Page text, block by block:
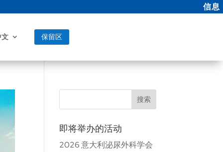
信息
保留区
搜索
即将举办的活动
2026 意大利泌尿外科学会